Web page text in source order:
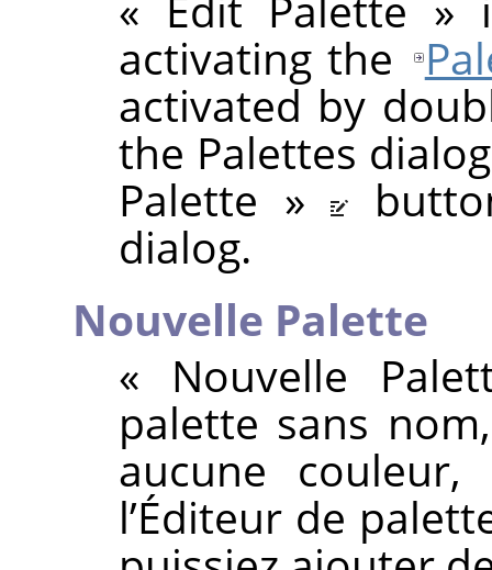
activating the
activated by
the Palettes
Palette »
dialog.
Nouvelle Palette
« Nouvelle
palette sans
aucune
l’Éditeur de